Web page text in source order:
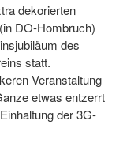
dekorierten
DO-Hombruch)
des
statt.
Veranstaltung
etwas entzerrt
der 3G-